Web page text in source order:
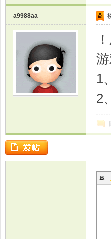
a9988aa
1
2